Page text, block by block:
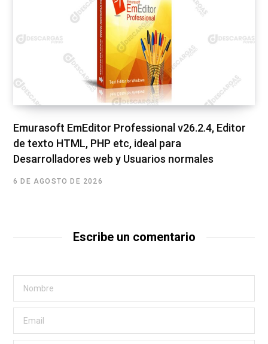
Emurasoft EmEditor Professional v26.2.4, Editor
de texto HTML, PHP etc, ideal para
Desarrolladores web y Usuarios normales
6 DE AGOSTO DE 2026
Escribe un comentario